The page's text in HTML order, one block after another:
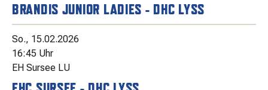
BRANDIS JUNIOR LADIES - DHC LYSS
So., 15.02.2026
16:45 Uhr
EH Sursee LU